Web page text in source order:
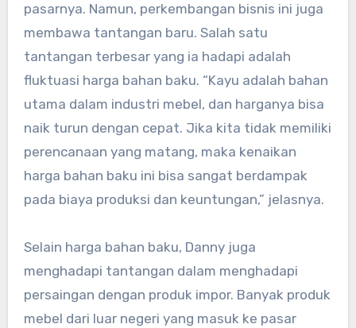
pasarnya. Namun, perkembangan bisnis ini juga
membawa tantangan baru. Salah satu
tantangan terbesar yang ia hadapi adalah
fluktuasi harga bahan baku. “Kayu adalah bahan
utama dalam industri mebel, dan harganya bisa
naik turun dengan cepat. Jika kita tidak memiliki
perencanaan yang matang, maka kenaikan
harga bahan baku ini bisa sangat berdampak
pada biaya produksi dan keuntungan,” jelasnya.
Selain harga bahan baku, Danny juga
menghadapi tantangan dalam menghadapi
persaingan dengan produk impor. Banyak produk
mebel dari luar negeri yang masuk ke pasar